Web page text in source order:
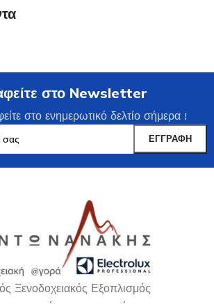
στο Newsletter
στο ενημερωτικό δελτίο σήμερα !
Ξενοδοχειακός Εξοπλισμός